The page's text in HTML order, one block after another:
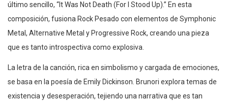
último sencillo, “It Was Not Death (For I Stood Up).” En esta
composición, fusiona Rock Pesado con elementos de Symphonic
Metal, Alternative Metal y Progressive Rock, creando una pieza
que es tanto introspectiva como explosiva.
La letra de la canción, rica en simbolismo y cargada de emociones,
se basa en la poesía de Emily Dickinson. Brunori explora temas de
existencia y desesperación, tejiendo una narrativa que es tan